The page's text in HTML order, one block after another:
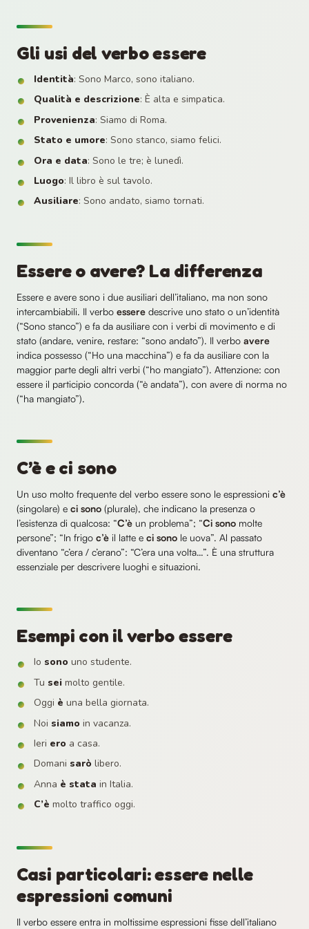
Gli usi del verbo essere
Identità: Sono Marco, sono italiano.
Qualità e descrizione: È alta e simpatica.
Provenienza: Siamo di Roma.
Stato e umore: Sono stanco, siamo felici.
Ora e data: Sono le tre; è lunedì.
Luogo: Il libro è sul tavolo.
Ausiliare: Sono andato, siamo tornati.
Essere o avere? La differenza
Essere e avere sono i due ausiliari dell’italiano, ma non sono
intercambiabili. Il verbo essere descrive uno stato o un’identità
(“Sono stanco”) e fa da ausiliare con i verbi di movimento e di
stato (andare, venire, restare: “sono andato”). Il verbo avere
indica possesso (“Ho una macchina”) e fa da ausiliare con la
maggior parte degli altri verbi (“ho mangiato”). Attenzione: con
essere il participio concorda (“è andata”), con avere di norma no
(“ha mangiato”).
C’è e ci sono
Un uso molto frequente del verbo essere sono le espressioni c’è
(singolare) e ci sono (plurale), che indicano la presenza o
l’esistenza di qualcosa: “C’è un problema”; “Ci sono molte
persone”; “In frigo c’è il latte e ci sono le uova”. Al passato
diventano “c’era / c’erano”: “C’era una volta…”. È una struttura
essenziale per descrivere luoghi e situazioni.
Esempi con il verbo essere
Io sono uno studente.
Tu sei molto gentile.
Oggi è una bella giornata.
Noi siamo in vacanza.
Ieri ero a casa.
Domani sarò libero.
Anna è stata in Italia.
C’è molto traffico oggi.
Casi particolari: essere nelle
espressioni comuni
Il verbo essere entra in moltissime espressioni fisse dell’italiano